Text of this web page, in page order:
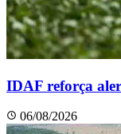
IDAF reforça
06/08/2026